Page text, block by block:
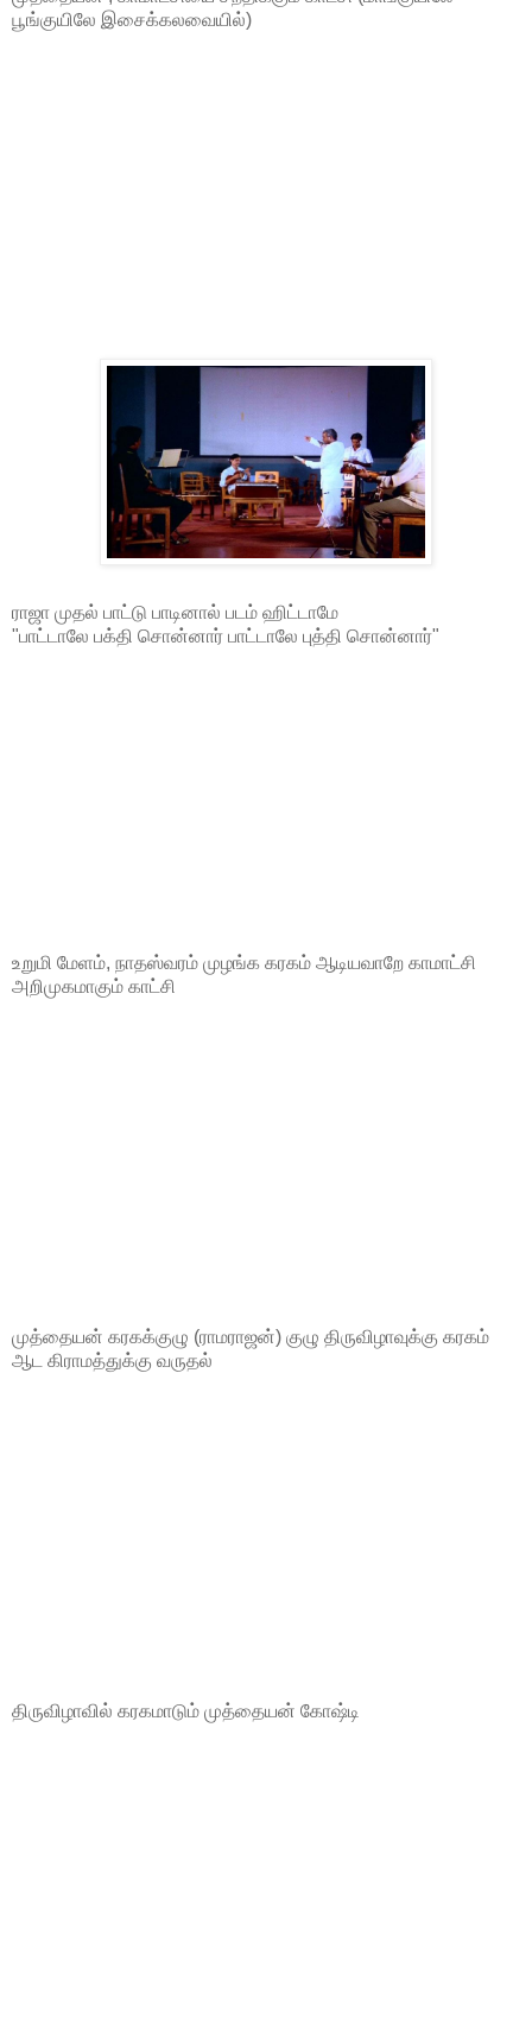
பூங்குயிலே இசைக்கலவையில்)
ராஜா முதல் பாட்டு பாடினால் படம் ஹிட்டாமே
"பாட்டாலே பக்தி சொன்னார் பாட்டாலே புத்தி சொன்னார்"
உறுமி மேளம், நாதஸ்வரம் முழங்க கரகம் ஆடியவாறே காமாட்சி
அறிமுகமாகும் காட்சி
முத்தையன் கரகக்குழு (ராமராஜன்) குழு திருவிழாவுக்கு கரகம்
ஆட கிராமத்துக்கு வருதல்
திருவிழாவில் கரகமாடும் முத்தையன் கோஷ்டி